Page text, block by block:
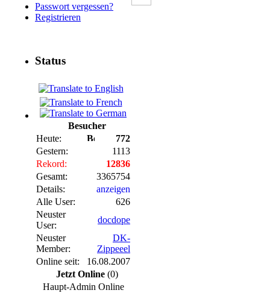
Passwort vergessen?
Registrieren
Status
Besucher
Heute:
772
Gestern:
1113
Rekord:
12836
Gesamt:
3365754
Details:
anzeigen
Alle User:
626
Neuster
User:
docdope
Neuster
Member:
DK-
Zippeeel
Online seit:
16.08.2007
Jetzt Online (0)
Haupt-Admin Online